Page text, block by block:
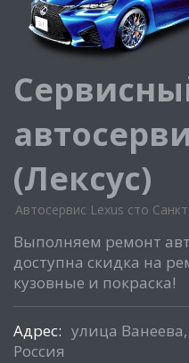
(Лексус)
Автосервис Lexus сто
Выполняем ремонт
доступна скидка на
кузовные и покраска!
Адрес: улица
Россия